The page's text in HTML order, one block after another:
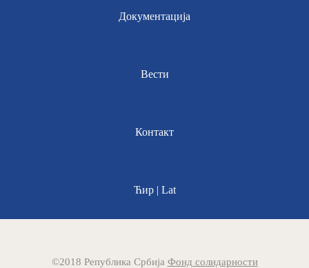
Документација
Вести
Контакт
Ћир | Lat
©2018 Република Србија Фонд солидарности